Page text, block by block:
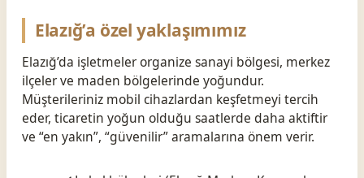
Elazığ’a özel yaklaşımımız
Elazığ’da işletmeler organize sanayi bölgesi, merkez
ilçeler ve maden bölgelerinde yoğundur.
Müşterileriniz mobil cihazlardan keşfetmeyi tercih
eder, ticaretin yoğun olduğu saatlerde daha aktiftir
ve “en yakın”, “güvenilir” aramalarına önem verir.